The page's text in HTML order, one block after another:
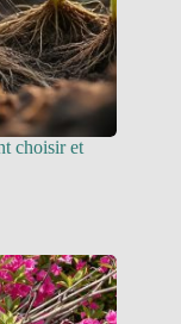
choisir et